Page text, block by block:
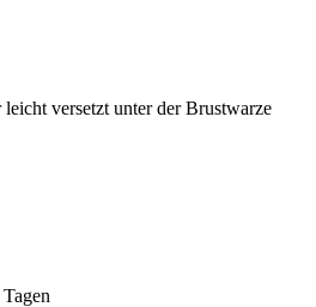
versetzt unter der Brustwarze